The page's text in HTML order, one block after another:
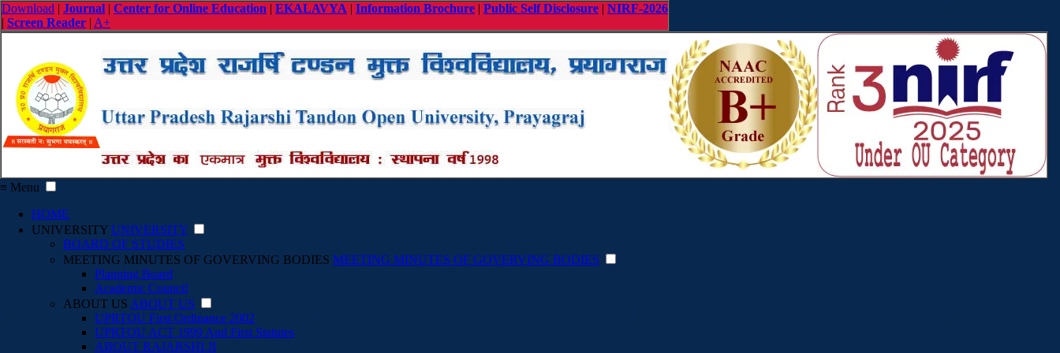
Download | Journal | Center for Online Education | EKALAVYA | Information Brochure | Public Self Disclosure | NIRF-2026
| Screen Reader | A+
≡ Menu
HOME
UNIVERSITY UNIVERSITY
BOARD OF STUDIES
MEETING MINUTES OF GOVERVING BODIES MEETING MINUTES OF GOVERVING BODIES
Planning Board
Academic Council
ABOUT US ABOUT US
UPRTOU First Ordinance 2002
UPRTOU ACT 1999 And First Statutes
ABOUT RAJARSHI JI